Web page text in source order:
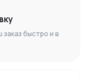
быстро и в